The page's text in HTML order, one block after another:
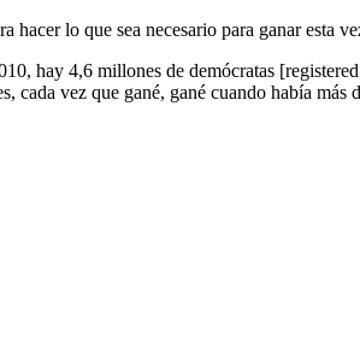
hacer lo que sea necesario para ganar esta
hay 4,6 millones de demócratas
cada vez que gané, gané cuando había